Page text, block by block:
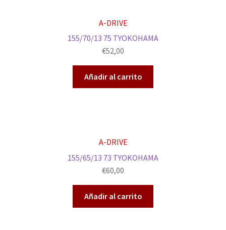
A-DRIVE
155/70/13 75 TYOKOHAMA
€52,00
Añadir al carrito
A-DRIVE
155/65/13 73 TYOKOHAMA
€60,00
Añadir al carrito